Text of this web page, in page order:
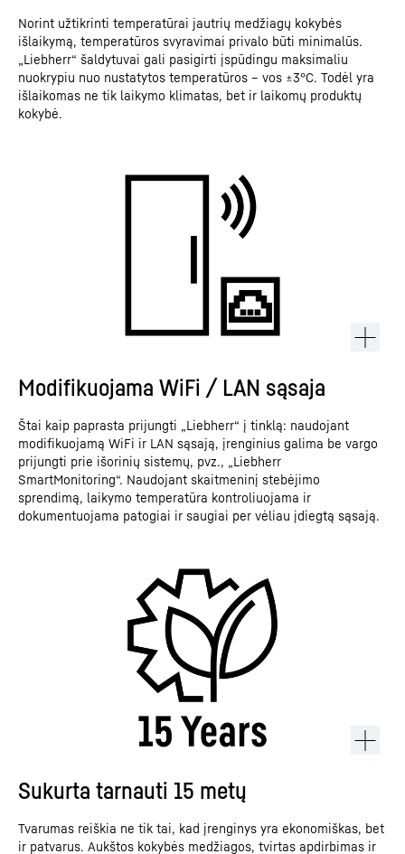
Norint užtikrinti temperatūrai jautrių medžiagų kokybės
išlaikymą, temperatūros svyravimai privalo būti minimalūs.
„Liebherr“ šaldytuvai gali pasigirti įspūdingu maksimaliu
nuokrypiu nuo nustatytos temperatūros – vos ±3°C. Todėl yra
išlaikomas ne tik laikymo klimatas, bet ir laikomų produktų
kokybė.
Modifikuojama WiFi / LAN sąsaja
Štai kaip paprasta prijungti „Liebherr“ į tinklą: naudojant
modifikuojamą WiFi ir LAN sąsają, įrenginius galima be vargo
prijungti prie išorinių sistemų, pvz., „Liebherr
SmartMonitoring“. Naudojant skaitmeninį stebėjimo
sprendimą, laikymo temperatūra kontroliuojama ir
dokumentuojama patogiai ir saugiai per vėliau įdiegtą sąsają.
Sukurta tarnauti 15 metų
Tvarumas reiškia ne tik tai, kad įrenginys yra ekonomiškas, bet
ir patvarus. Aukštos kokybės medžiagos, tvirtas apdirbimas ir